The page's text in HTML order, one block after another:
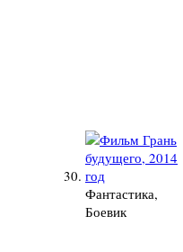
30.
Фантастика,
Боевик